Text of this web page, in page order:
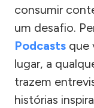
consumir
um desafio.
Podcasts que
lugar, a
trazem
histórias